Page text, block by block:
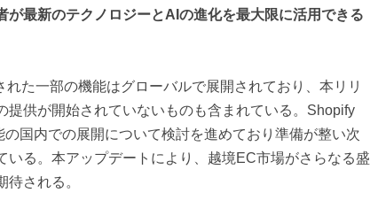
が最新のテクノロジーとAIの進化を最大限に活用できる
れた一部の機能はグローバルで展開されており、本リリ
提供が開始されていないものも含まれている。Shopify
国内での展開について検討を進めており準備が整い次
いる。本アップデートにより、越境EC市場がさらなる盛
待される。